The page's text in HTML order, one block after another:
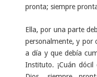
pronta; siempre
Ella, por una parte
personalmente, y por
a día y que debía
Instituto. ¡Cuán dócil